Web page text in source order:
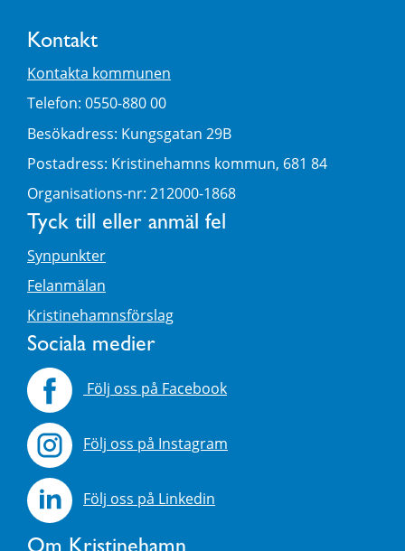
Kontakt
Kontakta kommunen
Telefon: 0550-880 00
Besökadress: Kungsgatan 29B
Postadress: Kristinehamns kommun, 681 84
Organisations-nr: 212000-1868
Tyck till eller anmäl fel
Synpunkter
Felanmälan
Kristinehamnsförslag
Sociala medier
Följ oss på Facebook
Följ oss på Instagram
Följ oss på Linkedin